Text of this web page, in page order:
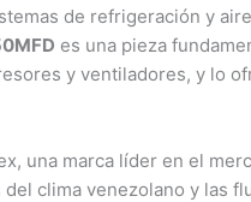
de refrigeración y
es una pieza
y ventiladores, y lo
una marca líder en el
clima venezolano y las